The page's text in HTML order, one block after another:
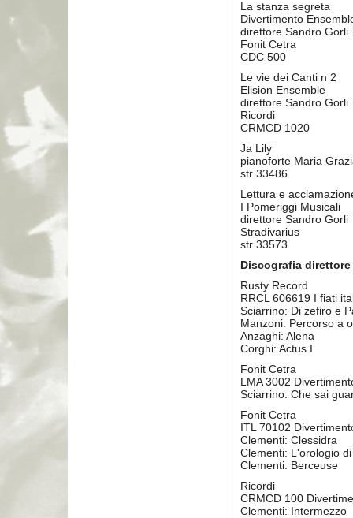
La stanza segreta
Divertimento
direttore Sandro Gorli
Fonit Cetra
CDC 500
Le vie dei Canti n 2
Elision Ensemble
direttore Sandro Gorli
Ricordi
CRMCD 1020
Ja Lily
pianoforte Maria
str 33486
Lettura e
I Pomeriggi Musicali
direttore Sandro Gorli
Stradivarius
str 33573
Discografia direttore
Rusty Record
RRCL 606619 I fiati
Sciarrino: Di zefiro e
Manzoni: Percorso a
Anzaghi: Alena
Corghi: Actus I
Fonit Cetra
LMA 3002
Sciarrino: Che sai
Fonit Cetra
ITL 70102
Clementi: Clessidra
Clementi: L'orologio
Clementi: Berceuse
Ricordi
CRMCD 100
Clementi: Intermezzo